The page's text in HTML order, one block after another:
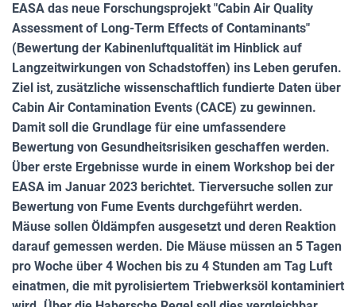
EASA das neue Forschungsprojekt "Cabin Air Quality
Assessment of Long-Term Effects of Contaminants"
(Bewertung der Kabinenluftqualität im Hinblick auf
Langzeitwirkungen von Schadstoffen) ins Leben gerufen.
Ziel ist, zusätzliche wissenschaftlich fundierte Daten über
Cabin Air Contamination Events (CACE) zu gewinnen.
Damit soll die Grundlage für eine umfassendere
Bewertung von Gesundheitsrisiken geschaffen werden.
Über erste Ergebnisse wurde in einem Workshop bei der
EASA im Januar 2023 berichtet. Tierversuche sollen zur
Bewertung von Fume Events durchgeführt werden.
Mäuse sollen Öldämpfen ausgesetzt und deren Reaktion
darauf gemessen werden. Die Mäuse müssen an 5 Tagen
pro Woche über 4 Wochen bis zu 4 Stunden am Tag Luft
einatmen, die mit pyrolisiertem Triebwerksöl kontaminiert